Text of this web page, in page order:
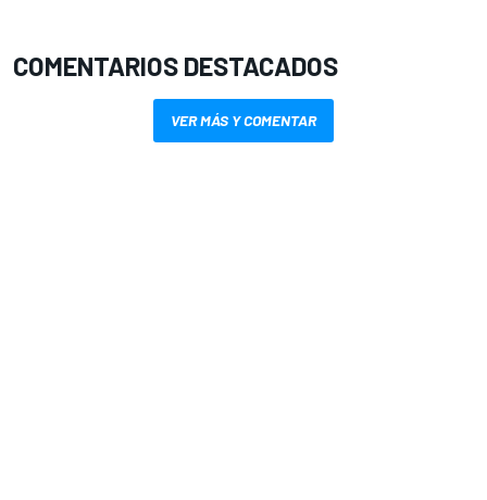
COMENTARIOS DESTACADOS
VER MÁS Y COMENTAR